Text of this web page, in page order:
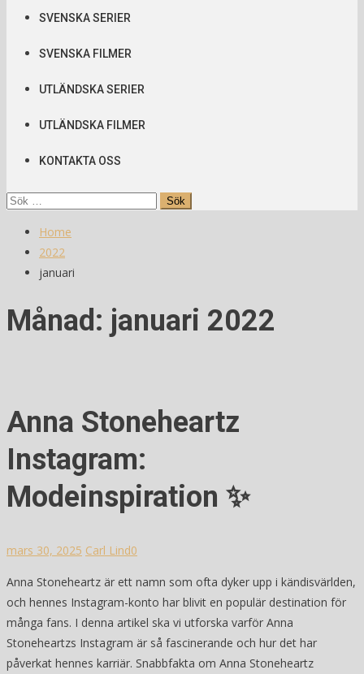
SVENSKA SERIER
SVENSKA FILMER
UTLÄNDSKA SERIER
UTLÄNDSKA FILMER
KONTAKTA OSS
Sök
Home
2022
januari
Månad: januari 2022
Anna Stoneheartz
Instagram:
Modeinspiration ✨
mars 30, 2025 Carl Lind0
Anna Stoneheartz är ett namn som ofta dyker upp i kändisvärlden,
och hennes Instagram-konto har blivit en populär destination för
många fans. I denna artikel ska vi utforska varför Anna
Stoneheartzs Instagram är så fascinerande och hur det har
påverkat hennes karriär. Snabbfakta om Anna Stoneheartz